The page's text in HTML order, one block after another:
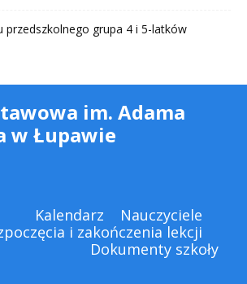
przedszkolnego grupa 4 i 5-latków
im. Adama
w Łupawie
Kalendarz
Nauczyciele
i zakończenia lekcji
Dokumenty szkoły